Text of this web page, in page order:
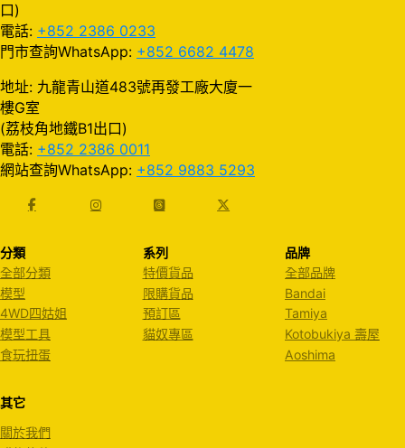
口)
電話: +852 2386 0233
門市查詢WhatsApp: +852 6682 4478
地址: 九龍青山道483號再發工廠大廈一
樓G室
(荔枝角地鐵B1出口)
電話: +852 2386 0011
網站查詢WhatsApp: +852 9883 5293
分類
全部分類
模型
4WD四姑姐
模型工具
食玩扭蛋
系列
特價貨品
限購貨品
預訂區
貓奴專區
品牌
全部品牌
Bandai
Tamiya
Kotobukiya 壽屋
Aoshima
其它
關於我們